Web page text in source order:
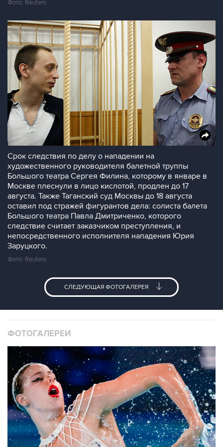
Фото: Reuters
Срок следствия по делу о нападении на
художественного руководителя балетной труппы
Большого театра Сергея Филина, которому в январе в
Москве плеснули в лицо кислотой, продлен до 17
августа. Также Таганский суд Москвы до 18 августа
оставил под стражей фигурантов дела: солиста балета
Большого театра Павла Дмитриченко, которого
следствие считает заказчиком преступления, и
непосредственного исполнителя нападения Юрия
Заруцкого.
Фото: Reuters
СЛЕДУЮЩАЯ ФОТОГАЛЕРЕЯ
ФОТОГАЛЕРЕИ